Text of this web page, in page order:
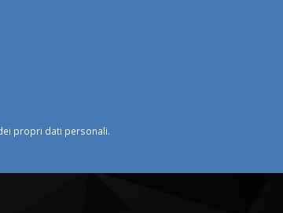
propri dati personali.